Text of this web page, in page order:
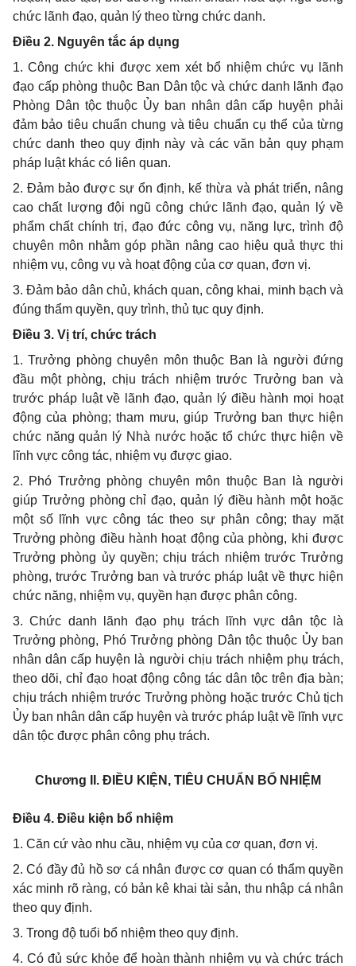
chức lãnh đạo, quản lý theo từng chức danh.
Điều 2. Nguyên tắc áp dụng
1. Công chức khi được xem xét bổ nhiệm chức vụ lãnh
đạo cấp phòng thuộc Ban Dân tộc và chức danh lãnh đạo
Phòng Dân tộc thuộc Ủy ban nhân dân cấp huyện phải
đảm bảo tiêu chuẩn chung và tiêu chuẩn cụ thể của từng
chức danh theo quy định này và các văn bản quy phạm
pháp luật khác có liên quan.
2. Đảm bảo được sự ổn định, kế thừa và phát triển, nâng
cao chất lượng đội ngũ công chức lãnh đạo, quản lý về
phẩm chất chính trị, đạo đức công vụ, năng lực, trình độ
chuyên môn nhằm góp phần nâng cao hiệu quả thực thi
nhiệm vụ, công vụ và hoạt động của cơ quan, đơn vị.
3. Đảm bảo dân chủ, khách quan, công khai, minh bạch và
đúng thẩm quyền, quy trình, thủ tục quy định.
Điều 3. Vị trí, chức trách
1. Trưởng phòng chuyên môn thuộc Ban là người đứng
đầu một phòng, chịu trách nhiệm trước Trưởng ban và
trước pháp luật về lãnh đạo, quản lý điều hành mọi hoạt
động của phòng; tham mưu, giúp Trưởng ban thực hiện
chức năng quản lý Nhà nước hoặc tổ chức thực hiện về
lĩnh vực công tác, nhiệm vụ được giao.
2. Phó Trưởng phòng chuyên môn thuộc Ban là người
giúp Trưởng phòng chỉ đạo, quản lý điều hành một hoặc
một số lĩnh vực công tác theo sự phân công; thay mặt
Trưởng phòng điều hành hoạt động của phòng, khi được
Trưởng phòng ủy quyền; chịu trách nhiệm trước Trưởng
phòng, trước Trưởng ban và trước pháp luật về thực hiện
chức năng, nhiệm vụ, quyền hạn được phân công.
3. Chức danh lãnh đạo phụ trách lĩnh vực dân tộc là
Trưởng phòng, Phó Trưởng phòng Dân tộc thuộc Ủy ban
nhân dân cấp huyện là người chịu trách nhiệm phụ trách,
theo dõi, chỉ đạo hoạt động công tác dân tộc trên địa bàn;
chịu trách nhiệm trước Trưởng phòng hoặc trước Chủ tịch
Ủy ban nhân dân cấp huyện và trước pháp luật về lĩnh vực
dân tộc được phân công phụ trách.
Chương II. ĐIỀU KIỆN, TIÊU CHUẨN BỔ NHIỆM
Điều 4. Điều kiện bổ nhiệm
1. Căn cứ vào nhu cầu, nhiệm vụ của cơ quan, đơn vị.
2. Có đầy đủ hồ sơ cá nhân được cơ quan có thẩm quyền
xác minh rõ ràng, có bản kê khai tài sản, thu nhập cá nhân
theo quy định.
3. Trong độ tuổi bổ nhiệm theo quy định.
4. Có đủ sức khỏe để hoàn thành nhiệm vụ và chức trách